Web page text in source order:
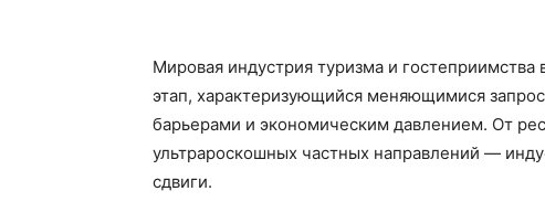
Мировая индустрия туризма и
этап, характеризующийся меняющимися
барьерами и экономическим давлением. От
ультрароскошных частных направлений —
сдвиги.